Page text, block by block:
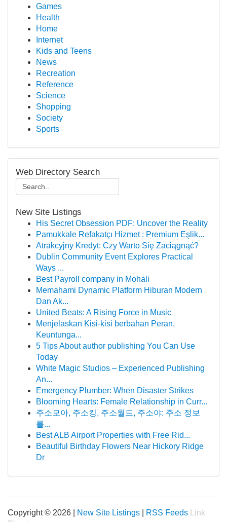
Games
Health
Home
Internet
Kids and Teens
News
Recreation
Reference
Science
Shopping
Society
Sports
Web Directory Search
New Site Listings
His Secret Obsession PDF: Uncover the Reality
Pamukkale Refakatçı Hizmet : Premium Eşlik...
Atrakcyjny Kredyt: Czy Warto Się Zaciągnąć?
Dublin Community Event Explores Practical
Ways ...
Best Payroll company in Mohali
Memahami Dynamic Platform Hiburan Modern
Dan Ak...
United Beats: A Rising Force in Music
Menjelaskan Kisi-kisi berbahan Peran,
Keuntunga...
5 Tips About author publishing You Can Use
Today
White Magic Studios – Experienced Publishing
An...
Emergency Plumber: When Disaster Strikes
Blooming Hearts: Female Relationship in Curr...
주소모아, 주소킹, 주소월드, 주소야: 주소 정보
를...
Best ALB Airport Properties with Free Rid...
Beautiful Birthday Flowers Near Hickory Ridge
Dr
Copyright © 2026 | New Site Listings RSS Feeds
Link